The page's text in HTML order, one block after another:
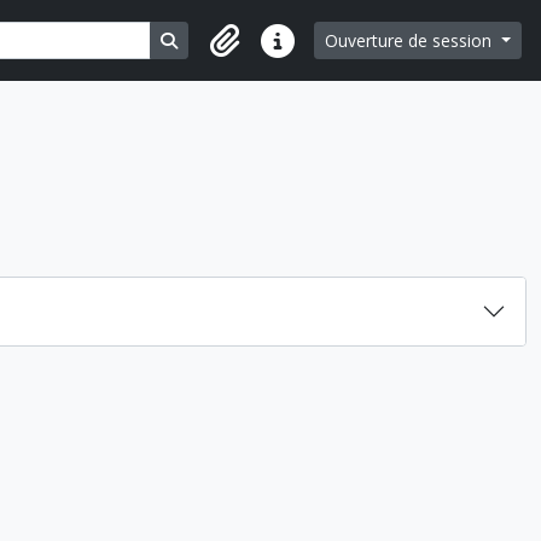
Search in browse page
Liens rapidesOuverture de session